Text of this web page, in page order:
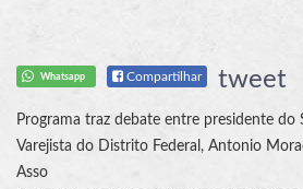
Whatsapp Compartilhar tweet
Programa traz debate entre presidente
Varejista do Distrito Federal, Antonio
Asso